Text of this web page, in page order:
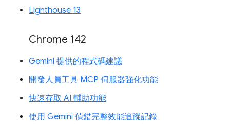
Lighthouse 13
Chrome 142
Gemini 提供的程式碼建議
開發人員工具 MCP 伺服器強化功能
快速存取 AI 輔助功能
使用 Gemini 偵錯完整效能追蹤記錄